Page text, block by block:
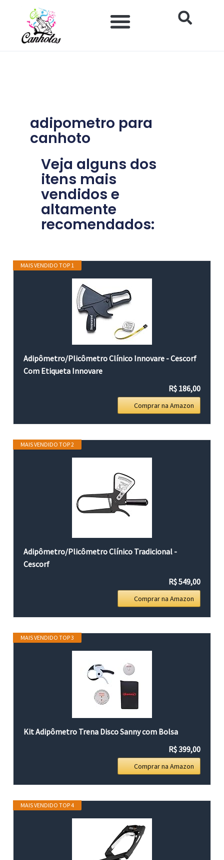
adipometro para
canhoto
Veja alguns dos
itens mais
vendidos e
altamente
recomendados:
MAIS VENDIDO TOP 1
Adipômetro/Plicômetro Clínico Innovare - Cescorf
Com Etiqueta Innovare
R$ 186,00
Comprar na Amazon
MAIS VENDIDO TOP 2
Adipômetro/Plicômetro Clínico Tradicional -
Cescorf
R$ 549,00
Comprar na Amazon
MAIS VENDIDO TOP 3
Kit Adipômetro Trena Disco Sanny com Bolsa
R$ 399,00
Comprar na Amazon
MAIS VENDIDO TOP 4